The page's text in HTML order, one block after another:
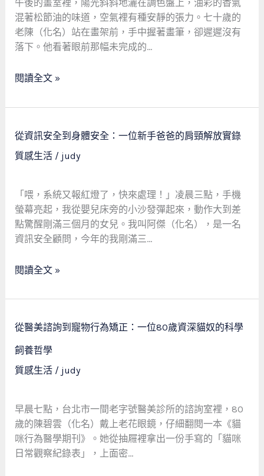
學
方
法
回
體
控
權
午後的畫室裡，陽光斜斜地灑在調色盤上，油彩的香氣
混著松節油的味道，空氣裡有種安靜的張力。七十歲的
老陳（化名）站在畫架前，手中握著畫筆，卻遲遲沒有
落下。他看著眼前那幅未完成的…
到
揮
灑
色
一
新
手
療
癒
之
閱讀全文 »
從資訊安全到身體安全：一位新手爸爸的肩頸解放實錄
質感生活/ judy
「喂，系統又報紅燈了，快來處理！」凌晨三點，手機
螢幕亮起，我從嬰兒床旁的小沙發彈起來，動作大到差
點驚醒剛滿三個月的女兒。我叫阿傑（化名），是一名
資訊安全顧問，今年的我剛滿三…
從
資
訊
全
到
身
體
安
一
手
爸
爸
的
解
放
實
錄
閱讀全文 »
從醫美諮詢到寵物行為矯正：一位80歲資深貓奴的科學
飼養哲學
質感生活/ judy
早晨七點，台北市一間老字號醫美診所的諮詢室裡，80
歲的陳碧雲（化名）戴上老花眼鏡，仔細翻閱一本《貓
咪行為醫學期刊》。她從抽屜裡拿出一份手寫的「貓咪
日常觀察紀錄表」，上面密…
從
醫
美
諮
寵
物
行
為